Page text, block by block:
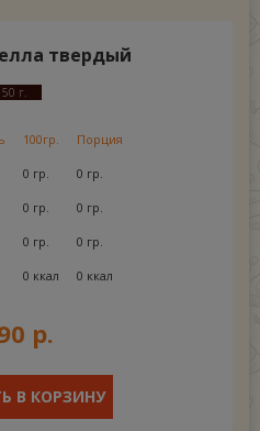
твердый
50 г.
100гр. Порция
0 гр. 0 гр.
0 гр. 0 гр.
0 гр. 0 гр.
0 ккал 0 ккал
р.
В КОРЗИНУ